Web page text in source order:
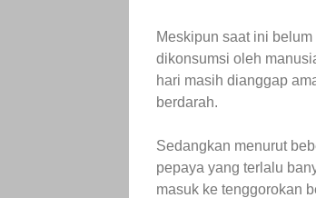
Meskipun saat ini
dikonsumsi oleh
hari masih dianggap
berdarah.
Sedangkan menurut
pepaya yang terlalu
masuk ke tenggorokan